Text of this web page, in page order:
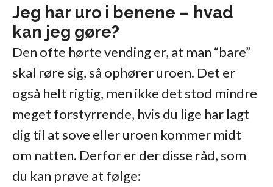
Jeg har uro i benene – hvad
kan jeg gøre?
Den ofte hørte vending er, at man “bare”
skal røre sig, så ophører uroen. Det er
også helt rigtig, men ikke det stod mindre
meget forstyrrende, hvis du lige har lagt
dig til at sove eller uroen kommer midt
om natten. Derfor er der disse råd, som
du kan prøve at følge: